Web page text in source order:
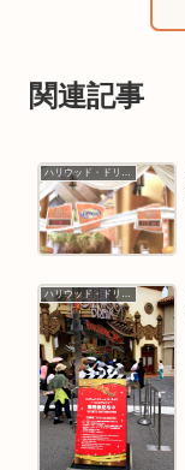
関連記事
ハリウッド・ドリーム・ザ・ライド